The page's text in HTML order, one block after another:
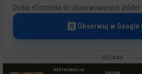
Dodaj eOstroleka do obserwowanych źródeł
Obserwuj w Google
REKLAMA